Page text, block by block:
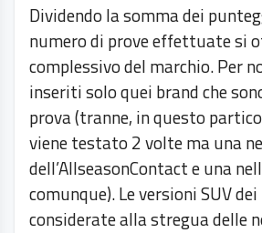
Dividendo la somma dei
numero di prove effettuate si
complessivo del marchio. Per
inseriti solo quei brand che
prova (tranne, in questo
viene testato 2 volte ma una
dell’AllseasonContact e una
comunque). Le versioni SUV
considerate alla stregua delle